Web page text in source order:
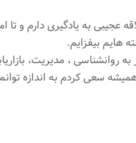
عجیبی به یادگیری دارم و
هایم بیفزایم.
به روانشناسی ، مدیریت،
سعی کردم به اندازه